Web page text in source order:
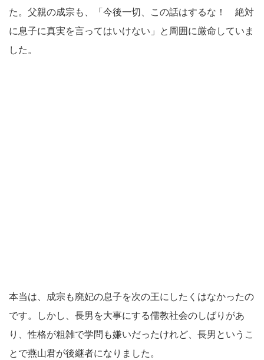
た。父親の成宗も、「今後一切、この話はするな！ 絶対
に息子に真実を言ってはいけない」と周囲に厳命していま
した。
本当は、成宗も廃妃の息子を次の王にしたくはなかったの
です。しかし、長男を大事にする儒教社会のしばりがあ
り、性格が粗雑で学問も嫌いだったけれど、長男というこ
とで燕山君が後継者になりました。